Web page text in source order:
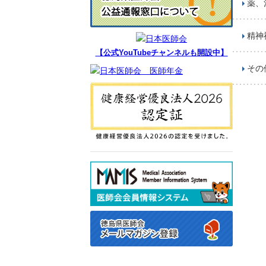
薬、
精神
その
【公式YouTubeチャンネルも開設中】